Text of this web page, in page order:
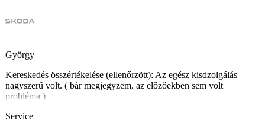
György
Kereskedés összértékelése (ellenőrzött): Az egész kisdzolgálás
nagyszerű volt. ( bár megjegyzem, az előzőekben sem volt
probléma )
Service